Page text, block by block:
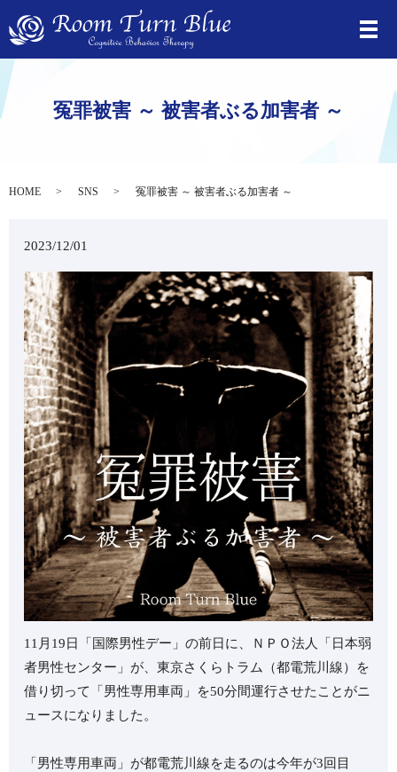
冤罪被害 ～ 被害者ぶる加害者 ～
HOME SNS 冤罪被害 ～ 被害者ぶる加害者 ～
2023/12/01
11月19日「国際男性デー」の前日に、ＮＰＯ法人「日本弱
者男性センター」が、東京さくらトラム（都電荒川線）を
借り切って「男性専用車両」を50分間運行させたことがニ
ュースになりました。
「男性専用車両」が都電荒川線を走るのは今年が3回目